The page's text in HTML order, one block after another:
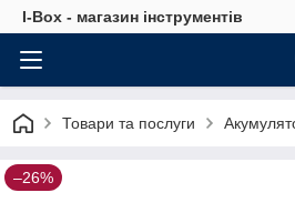
I-Box - магазин інструментів
Товари та послуги
–26%